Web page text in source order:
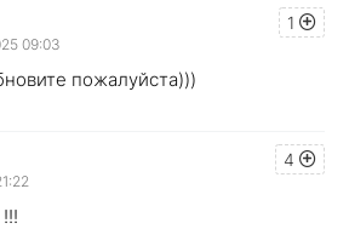
1
09:03
пожалуйста)))
4